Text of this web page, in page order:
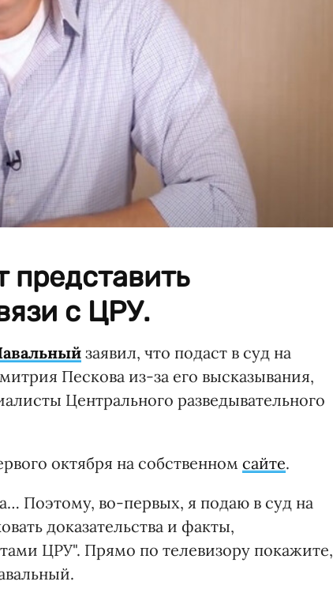
представить
с ЦРУ.
заявил, что подаст в суд на
Пескова из-за его высказывания,
Центрального разведывательного
октября на собственном сайте.
Поэтому, во-первых, я подаю в суд на
доказательства и факты,
ЦРУ". Прямо по телевизору покажите,